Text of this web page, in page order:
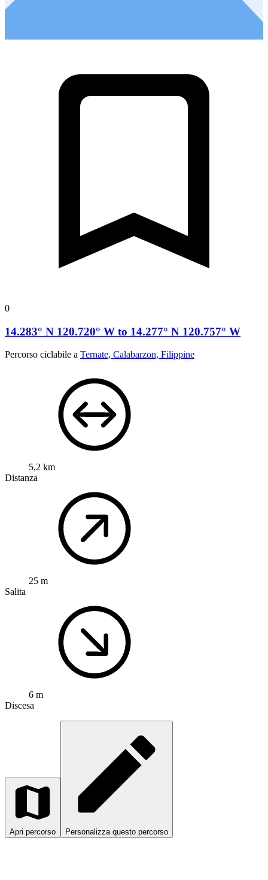
0
14.283° N 120.720° W to 14.277° N 120.757° W
Percorso ciclabile a Ternate, Calabarzon, Filippine
5,2 km
Distanza
25 m
Salita
6 m
Discesa
Apri percorso Personalizza questo percorso